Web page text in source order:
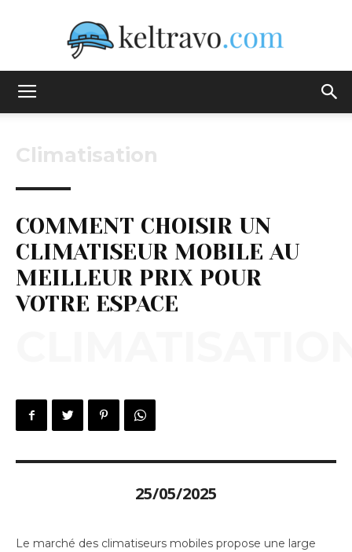
Climatisation
COMMENT CHOISIR UN
CLIMATISEUR MOBILE AU
MEILLEUR PRIX POUR
VOTRE ESPACE
25/05/2025
Le marché des climatiseurs mobiles propose une large